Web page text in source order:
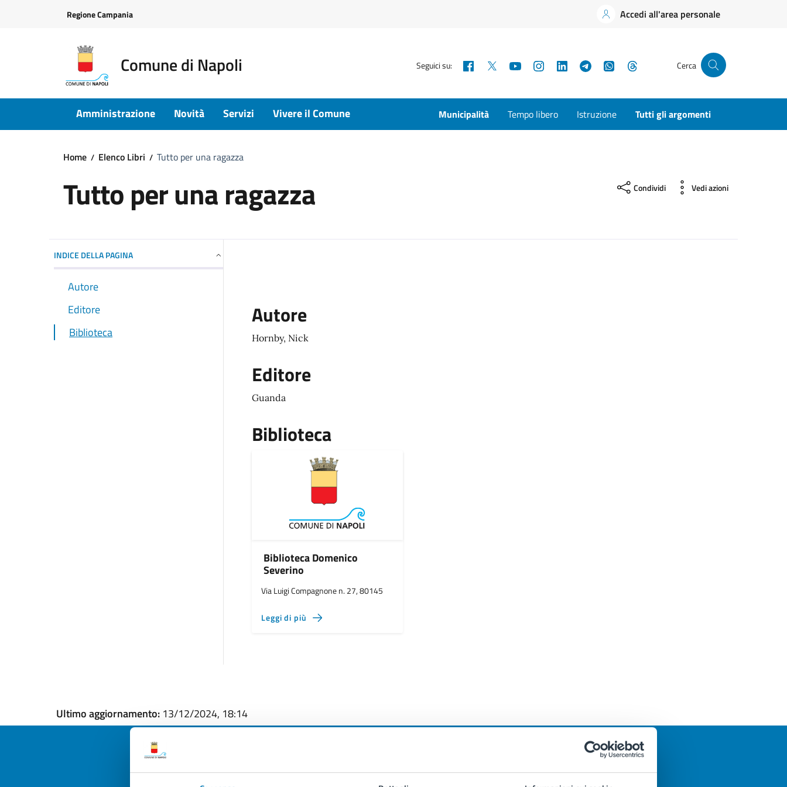
Regione Campania Accedi all'area personale
Comune di Napoli Seguici su: Facebook YouTubeInstagramLinkedInTelegramWhatsApp Cerca
Amministrazione Novità Servizi Vivere il Comune Municipalità Tempo libero Istruzione Tutti gli argomenti
Home Elenco Libri Tutto per una ragazza
Tutto per una ragazza Condividi Vedi azioni
INDICE DELLA PAGINA
Autore
Editore
Biblioteca
Autore
Hornby, Nick
Editore
Guanda
Biblioteca
Biblioteca Domenico
Severino
Via Luigi Compagnone n. 27, 80145
Leggi di più
Ultimo aggiornamento: 13/12/2024, 18:14